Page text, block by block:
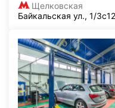
Щелковская
Байкальская ул., 1/3с12